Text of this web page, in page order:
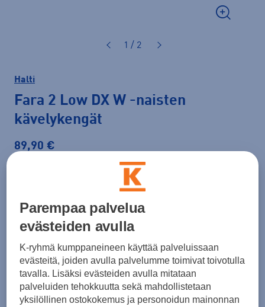
1 / 2
Halti
Fara 2 Low DX W -naisten
kävelykengät
89,90 €
Koko
Parempaa palvelua
evästeiden avulla
K-ryhmä kumppaneineen käyttää palveluissaan
evästeitä, joiden avulla palvelumme toimivat toivotulla
tavalla. Lisäksi evästeiden avulla mitataan
palveluiden tehokkuutta sekä mahdollistetaan
yksilöllinen ostokokemus ja personoidun mainonnan